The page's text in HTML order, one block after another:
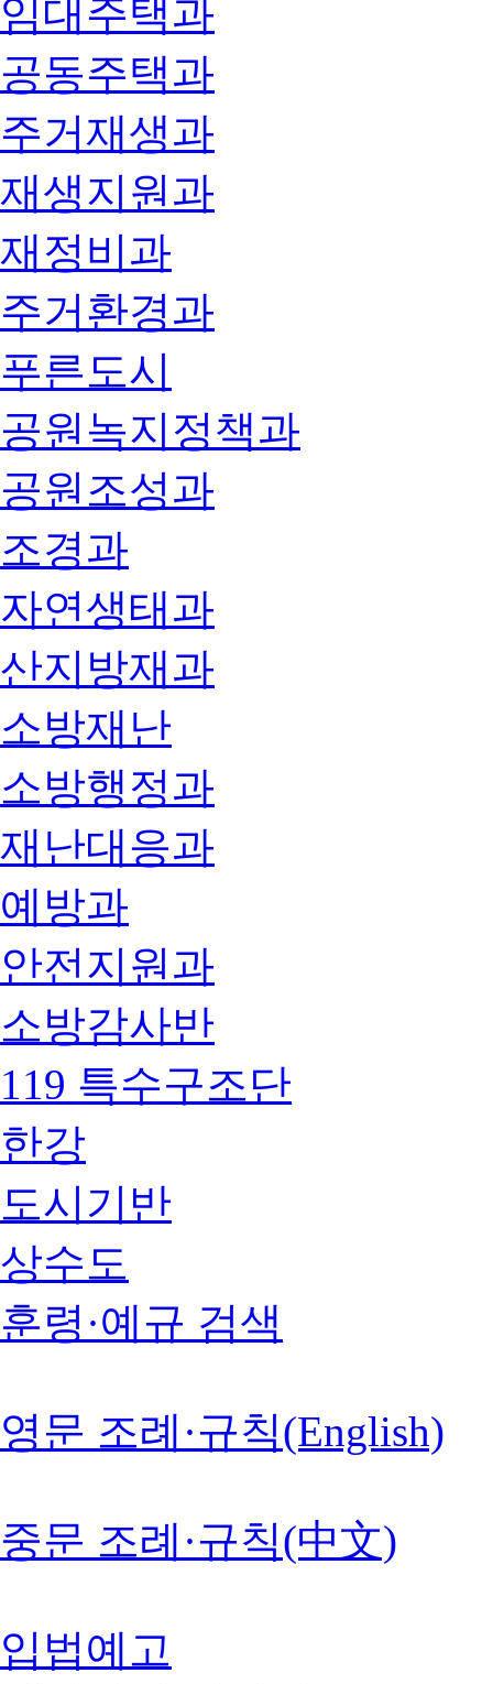
임대주택과
공동주택과
주거재생과
재생지원과
재정비과
주거환경과
푸른도시
공원녹지정책과
공원조성과
조경과
자연생태과
산지방재과
소방재난
소방행정과
재난대응과
예방과
안전지원과
소방감사반
119 특수구조단
한강
도시기반
상수도
훈령·예규 검색
영문 조례·규칙(English)
중문 조례·규칙(中文)
입법예고